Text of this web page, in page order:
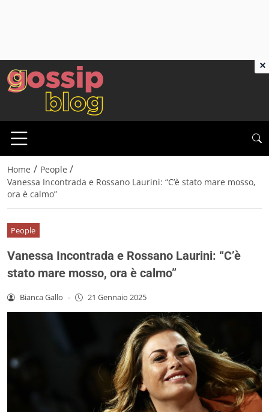
Home / People /
Vanessa Incontrada e Rossano Laurini: “C’è stato mare mosso,
ora è calmo”
People
Vanessa Incontrada e Rossano Laurini: “C’è
stato mare mosso, ora è calmo”
Bianca Gallo - 21 Gennaio 2025
×